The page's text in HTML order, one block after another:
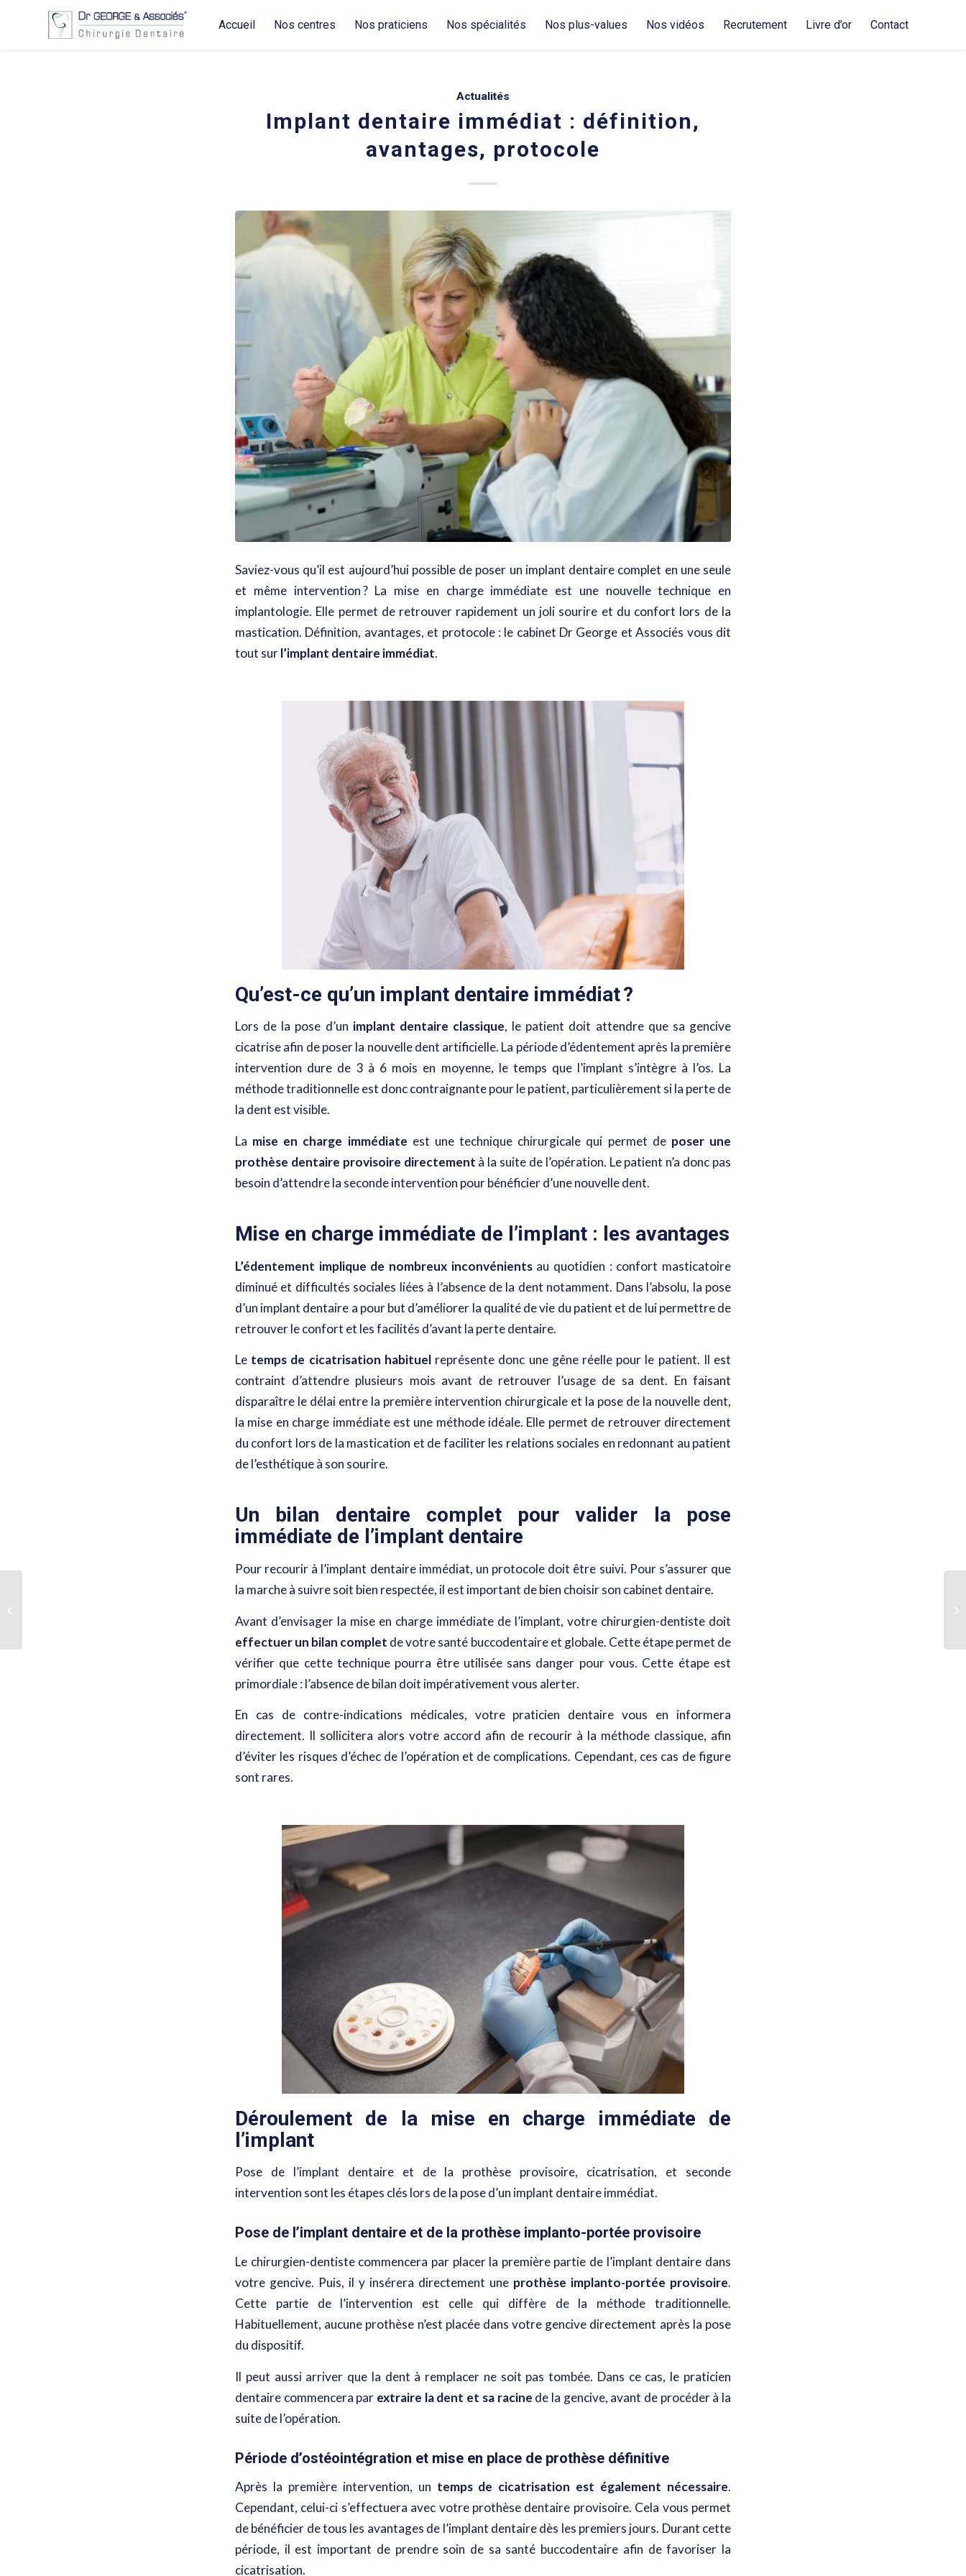
Accueil Nos centres Nos praticiens Nos spécialités Nos plus-values Nos vidéos Recrutement Livre d’or Contact
Actualités
Implant dentaire immédiat : définition,
avantages, protocole
Saviez-vous qu’il est aujourd’hui possible de poser un implant dentaire complet en une seule
et même intervention? La mise en charge immédiate est une nouvelle technique en
implantologie. Elle permet de retrouver rapidement un joli sourire et du confort lors de la
mastication. Définition, avantages, et protocole : le cabinet Dr George et Associés vous dit
tout surl’implant dentaire immédiat.
Qu’est-ce qu’un implant dentaire immédiat ?
Lors de la pose d’un implant dentaire classique, le patient doit attendre que sa gencive
cicatrise afin de poser la nouvelle dent artificielle. La période d’édentement après la première
intervention dure de 3 à 6 mois en moyenne, le temps que l’implant s’intègre à l’os. La
méthode traditionnelle est donc contraignante pour le patient, particulièrement si la perte de
la dent est visible.
La mise en charge immédiate est une technique chirurgicale qui permet de poser une
prothèse dentaire provisoire directement à la suite de l’opération. Le patient n’a donc pas
besoin d’attendre la seconde intervention pour bénéficier d’une nouvelle dent.
Mise en charge immédiate de l’implant : les avantages
L’édentement implique de nombreux inconvénientsau quotidien : confort masticatoire
diminué et difficultés sociales liées à l’absence de la dent notamment. Dans l’absolu, la pose
d’un implant dentaire a pour but d’améliorer la qualité de vie du patient et de lui permettre de
retrouver le confort et les facilités d’avant la perte dentaire.
Le temps de cicatrisation habituelreprésente donc une gêne réelle pour le patient. Il est
contraint d’attendre plusieurs mois avant de retrouver l’usage de sa dent. En faisant
disparaître le délai entre la première intervention chirurgicale et la pose de la nouvelle dent,
la mise en charge immédiate est une méthode idéale. Elle permet de retrouver directement
du confort lors de la mastication et de faciliter les relations sociales en redonnant au patient
de l’esthétique à son sourire.
Un bilan dentaire complet pour valider la pose
immédiate de l’implant dentaire
Pour recourir à l’implant dentaire immédiat, un protocole doit être suivi. Pour s’assurer que
la marche à suivre soit bien respectée, il est important de bien choisir son cabinet dentaire.
Avant d’envisager la mise en charge immédiate de l’implant, votre chirurgien-dentiste doit
effectuer un bilan complet de votre santé buccodentaire et globale. Cette étape permet de
vérifier que cette technique pourra être utilisée sans danger pour vous. Cette étape est
primordiale : l’absence de bilan doit impérativement vous alerter.
En cas de contre-indications médicales, votre praticien dentaire vous en informera
directement. Il sollicitera alors votre accord afin de recourir à la méthode classique, afin
d’éviter les risques d’échec de l’opération et de complications. Cependant, ces cas de figure
sont rares.
Déroulement de la mise en charge immédiate de
l’implant
Pose de l’implant dentaire et de la prothèse provisoire, cicatrisation, et seconde
intervention sont les étapes clés lors de la pose d’un implant dentaire immédiat.
Pose de l’implant dentaire et de la prothèse implanto-portée provisoire
Le chirurgien-dentiste commencera par placer la première partie de l’implant dentaire dans
votre gencive. Puis, il y insérera directement une prothèse implanto-portée provisoire.
Cette partie de l’intervention est celle qui diffère de la méthode traditionnelle.
Habituellement, aucune prothèse n’est placée dans votre gencive directement après la pose
du dispositif.
Il peut aussi arriver que la dent à remplacer ne soit pas tombée. Dans ce cas, le praticien
dentaire commencera par extraire la dent et sa racine de la gencive, avant de procéder à la
suite de l’opération.
Période d’ostéointégration et mise en place de prothèse définitive
Après la première intervention, un temps de cicatrisation est également nécessaire.
Cependant, celui-ci s’effectuera avec votre prothèse dentaire provisoire. Cela vous permet
de bénéficier de tous les avantages de l’implant dentaire dès les premiers jours. Durant cette
période, il est important de prendre soin de sa santé buccodentaire afin de favoriser la
cicatrisation.